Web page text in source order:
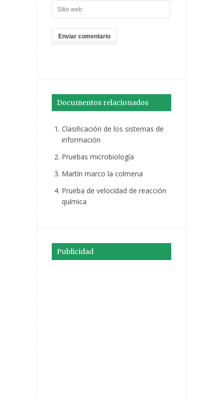
Documentos relacionados
Clasificación de los sistemas de
información
Pruebas microbiología
Martín marco la colmena
Prueba de velocidad de reacción
química
Publicidad